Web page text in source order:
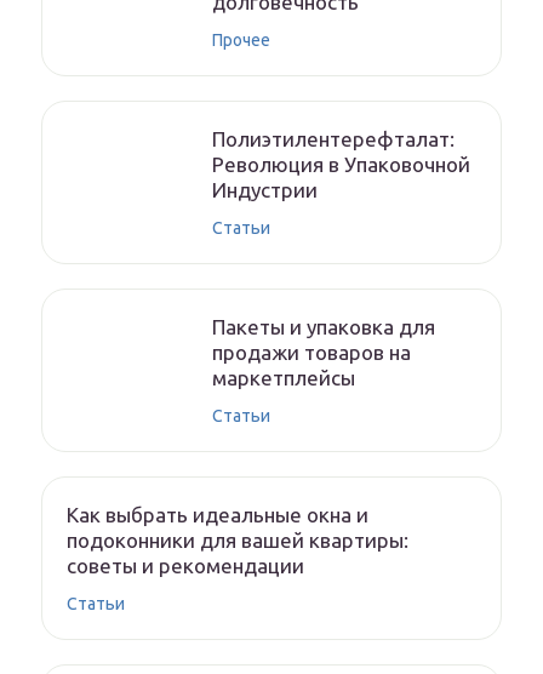
Прочее
Полиэтилентерефталат:
Революция в Упаковочной
Индустрии
Статьи
Пакеты и упаковка для
продажи товаров на
маркетплейсы
Статьи
Как выбрать идеальные окна и
подоконники для вашей квартиры:
советы и рекомендации
Статьи